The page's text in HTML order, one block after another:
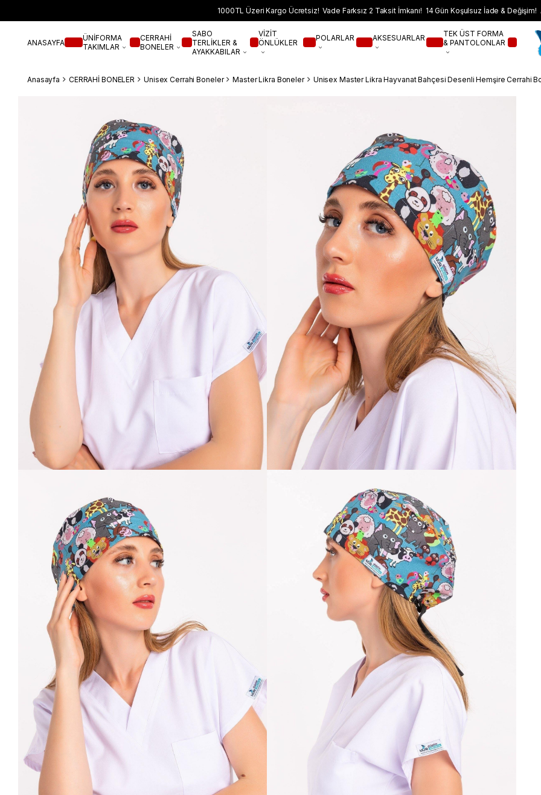
1000TL Üzeri Kargo Ücretsiz! Vade Farksız 2 Taksit İmkanı! 14 Gün Koşulsuz İade & Değişim!
ANASAYFA
ÜNİFORMA
TAKIMLAR
CERRAHİ
BONELER
SABO
TERLİKLER &
AYAKKABILAR
VİZİT
ÖNLÜKLER
POLARLAR AKSESUARLAR
TEK ÜST FORMA
& PANTOLONLAR
Anasayfa CERRAHİ BONELER Unisex Cerrahi Boneler Master Likra Boneler Unisex Master Likra Hayvanat Bahçesi Desenli Hemşire Cerrahi